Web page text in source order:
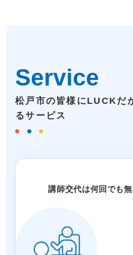
Service
松戸市の皆様にLUCKだ
るサービス
講師交代は何回でも